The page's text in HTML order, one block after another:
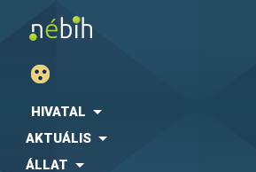
HIVATAL
AKTUÁLIS
ÁLLAT